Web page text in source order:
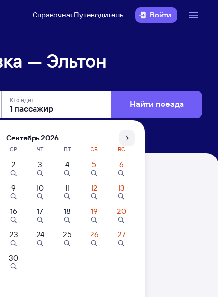
СправочнаяПутеводитель Войти
— Эльтон
Кто едет Найти поезда
Сентябрь 2026
СР ЧТ ПТ СБ ВС
2 3 4 5 6
9 10 11 12 13
16 17 18 19 20
23 24 25 26 27
30